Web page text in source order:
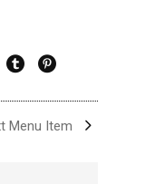
Menu Item